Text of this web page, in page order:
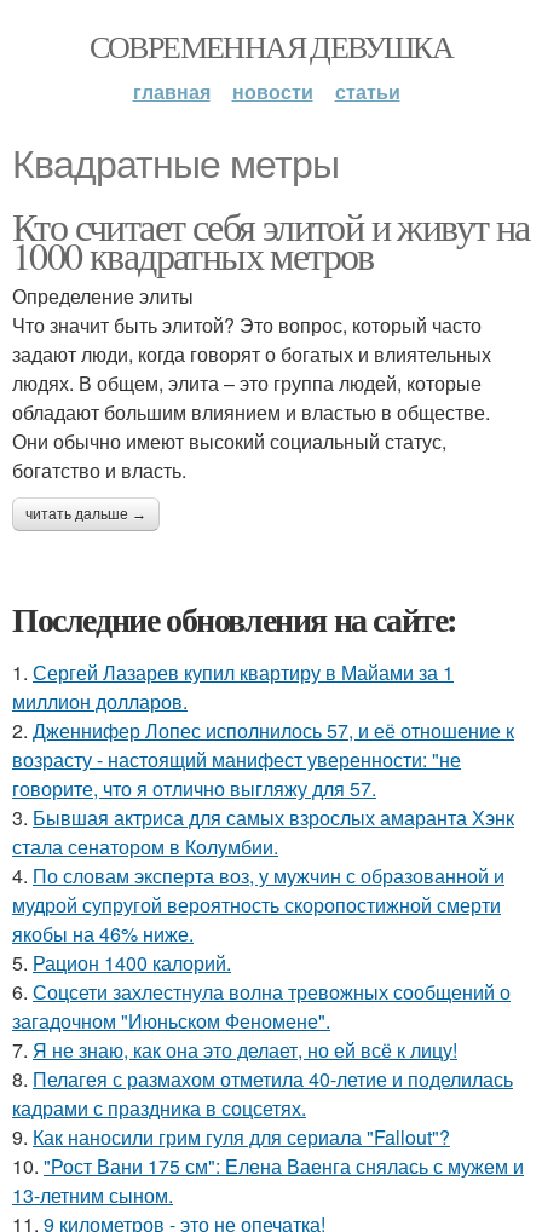
СОВРЕМЕННАЯ ДЕВУШКА
главная новости статьи
Квадратные метры
Кто считает себя элитой и живут на
1000 квадратных метров
Определение элиты
Что значит быть элитой? Это вопрос, который часто
задают люди, когда говорят о богатых и влиятельных
людях. В общем, элита – это группа людей, которые
обладают большим влиянием и властью в обществе.
Они обычно имеют высокий социальный статус,
богатство и власть.
читать дальше →
Последние обновления на сайте:
1. Сергей Лазарев купил квартиру в Майами за 1
миллион долларов.
2. Дженнифер Лопес исполнилось 57, и её отношение к
возрасту - настоящий манифест уверенности: "не
говорите, что я отлично выгляжу для 57.
3. Бывшая актриса для самых взрослых амаранта Хэнк
стала сенатором в Колумбии.
4. По словам эксперта воз, у мужчин с образованной и
мудрой супругой вероятность скоропостижной смерти
якобы на 46% ниже.
5. Рацион 1400 калорий.
6. Соцсети захлестнула волна тревожных сообщений о
загадочном "Июньском Феномене".
7. Я не знаю, как она это делает, но ей всё к лицу!
8. Пелагея с размахом отметила 40-летие и поделилась
кадрами с праздника в соцсетях.
9. Как наносили грим гуля для сериала "Fallout"?
10. "Рост Вани 175 см": Елена Ваенга снялась с мужем и
13-летним сыном.
11. 9 километров - это не опечатка!